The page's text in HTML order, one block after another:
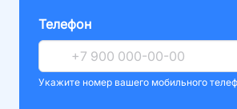
Телефон
Укажите номер вашего мобильного